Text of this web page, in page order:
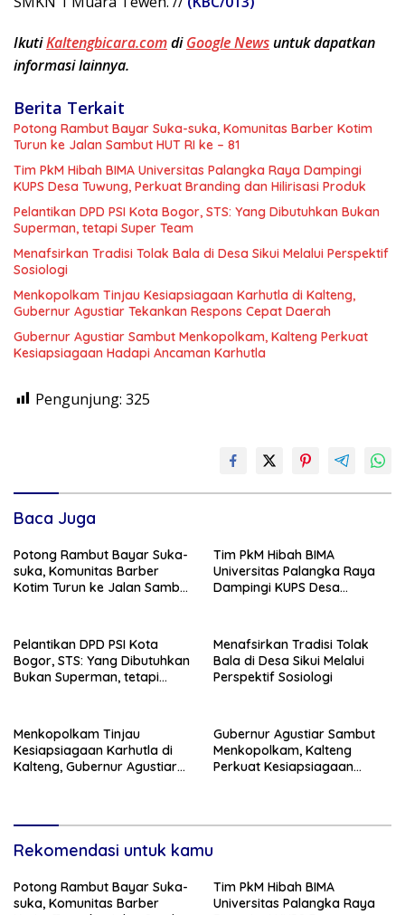
IkutiKaltengbicara.comdiGoogle Newsuntuk dapatkan
informasi lainnya.
Berita Terkait
Potong Rambut Bayar Suka-suka, Komunitas Barber Kotim
Turun ke Jalan Sambut HUT RI ke – 81
Tim PkM Hibah BIMA Universitas Palangka Raya Dampingi
KUPS Desa Tuwung, Perkuat Branding dan Hilirisasi Produk
Pelantikan DPD PSI Kota Bogor, STS: Yang Dibutuhkan Bukan
Superman, tetapi Super Team
Menafsirkan Tradisi Tolak Bala di Desa Sikui Melalui Perspektif
Sosiologi
Menkopolkam Tinjau Kesiapsiagaan Karhutla di Kalteng,
Gubernur Agustiar Tekankan Respons Cepat Daerah
Gubernur Agustiar Sambut Menkopolkam, Kalteng Perkuat
Kesiapsiagaan Hadapi Ancaman Karhutla
Pengunjung: 325
Baca Juga
Potong Rambut Bayar Suka-
suka, Komunitas Barber
Kotim Turun ke Jalan Sambut
Tim PkM Hibah BIMA
Universitas Palangka Raya
Dampingi KUPS Desa
Pelantikan DPD PSI Kota
Bogor, STS: Yang Dibutuhkan
Bukan Superman, tetapi
Menafsirkan Tradisi Tolak
Bala di Desa Sikui Melalui
Perspektif Sosiologi
Menkopolkam Tinjau
Kesiapsiagaan Karhutla di
Kalteng, Gubernur Agustiar
Gubernur Agustiar Sambut
Menkopolkam, Kalteng
Perkuat Kesiapsiagaan
Rekomendasi untuk kamu
Potong Rambut Bayar Suka-
suka, Komunitas Barber
Tim PkM Hibah BIMA
Universitas Palangka Raya